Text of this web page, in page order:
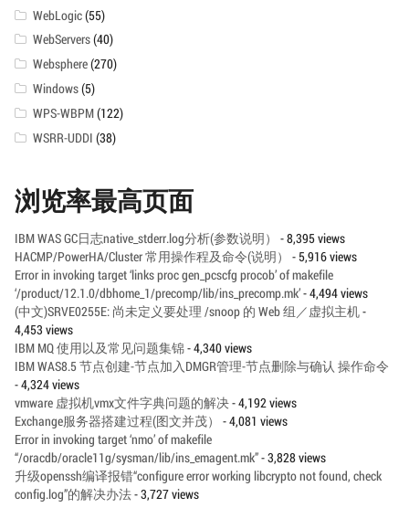
WebLogic(55)
WebServers(40)
Websphere(270)
Windows(5)
WPS-WBPM(122)
WSRR-UDDI (38)
浏览率最高页面
IBM WAS GC日志native_stderr.log分析(参数说明）
- 8,395 views
HACMP/PowerHA/Cluster 常用操作程及命令(说明）
- 5,916 views
Error in invoking target ‘links proc gen_pcscfg procob’ of makefile
‘/product/12.1.0/dbhome_1/precomp/lib/ins_precomp.mk’- 4,494 views
(中文)SRVE0255E: 尚未定义要处理 /snoop 的 Web 组／虚拟主机-
4,453 views
IBM MQ 使用以及常见问题集锦- 4,340 views
IBM WAS8.5 节点创建-节点加入DMGR管理-节点删除与确认 操作命令
- 4,324 views
vmware 虚拟机vmx文件字典问题的解决- 4,192 views
Exchange服务器搭建过程(图文并茂）
- 4,081 views
Error in invoking target ‘nmo’ of makefile
“/oracdb/oracle11g/sysman/lib/ins_emagent.mk”- 3,828 views
升级openssh编译报错“configure error working libcrypto not found, check
config.log”的解决办法- 3,727 views